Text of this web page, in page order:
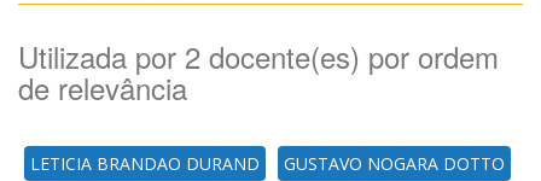
Utilizada por 2 docente(es) por ordem
de relevância
LETICIA BRANDAO DURAND GUSTAVO NOGARA DOTTO